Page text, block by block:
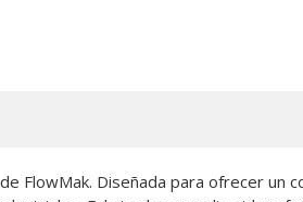
FlowMak. Diseñada para ofrecer un